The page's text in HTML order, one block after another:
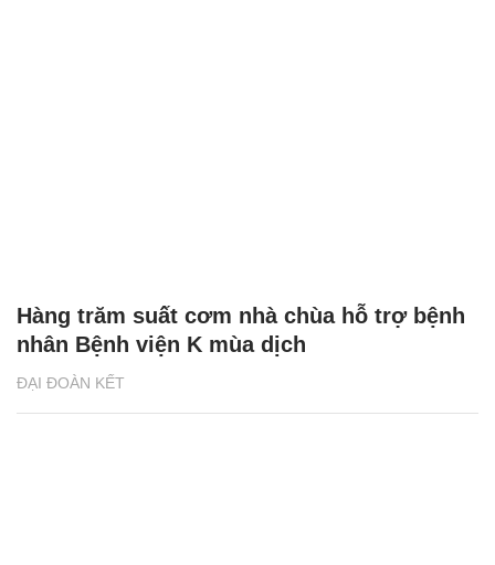
ĐẠI ĐOÀN KẾT
Hàng trăm suất cơm nhà chùa hỗ trợ bệnh
nhân Bệnh viện K mùa dịch